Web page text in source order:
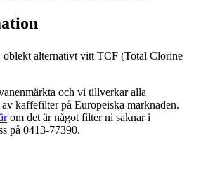
oblekt alternativt vitt TCF (Total Clorine
och vi tillverkar alla
kaffefilter på Europeiska marknaden.
om det är något filter ni saknar i
på 0413-77390.